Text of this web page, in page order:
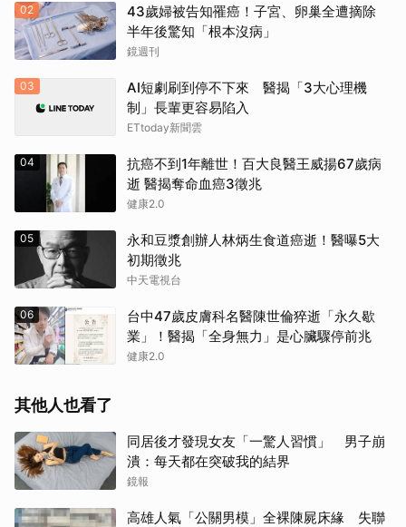
02
43歲婦被告知罹癌！子宮、卵巢全遭摘除
半年後驚知「根本沒病」
鏡週刊
03
AI短劇刷到停不下來 醫揭「3大心理機
制」長輩更容易陷入
ETtoday新聞雲
04
抗癌不到1年離世！百大良醫王威揚67歲病
逝 醫揭奪命血癌3徵兆
健康2.0
05
永和豆漿創辦人林炳生食道癌逝！醫曝5大
初期徵兆
中天電視台
06
台中47歲皮膚科名醫陳世倫猝逝「永久歇
業」！醫揭「全身無力」是心臟驟停前兆
健康2.0
其他人也看了
同居後才發現女友「一驚人習慣」 男子崩
潰：每天都在突破我的結界
鏡報
高雄人氣「公關男模」全裸陳屍床緣 失聯